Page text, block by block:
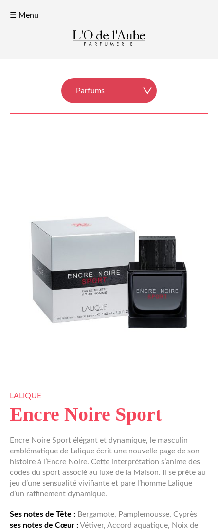
☰ Menu
LALIQUE
Encre Noire Sport
Encre Noire Sport élégant et dynamique, le masculin
emblématique de Lalique écrit une nouvelle page de son
histoire à l’Encre Noire. Cette interprétation s’anime des
codes du sport associé au luxe de la Maison. Il se prête au
jeu d’une sensualité vivifiante et pare l’homme Lalique
d’un raffinement dynamique.
Ses notes de Tête : Bergamote, Pamplemousse, Cyprès
ses notes de Cœur :Vétiver, Accord aquatique, Noix de